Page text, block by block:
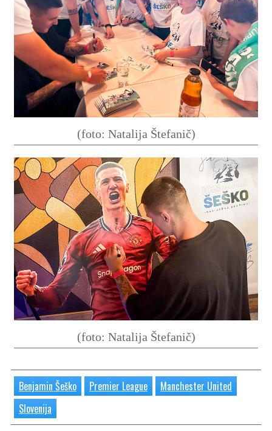
(foto: Natalija Štefanič)
(foto: Natalija Štefanič)
Benjamin Šeško Premier League
Manchester United
Slovenija